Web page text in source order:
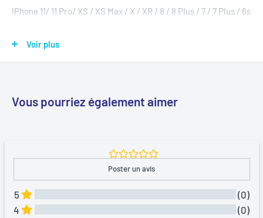
IPhone 11/ 11 Pro/ XS / XS Max / X / XR / 8 / 8 Plus / 7 / 7 Plus / 6s
10.5-inch / 9.7-inch / 12.9-inch (2nd and 1st Generation); iPad
(6th and 5th Generation) / iPad mini 4 / mini 3 / mini 2 / mini /
Voir plus
Vous pourriez également aimer
Poster un avis
5
(0)
4
(0)